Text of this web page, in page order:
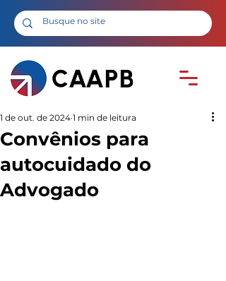
Convênios para
autocuidado do
Advogado
1 de out. de 2024 1 min de leitura